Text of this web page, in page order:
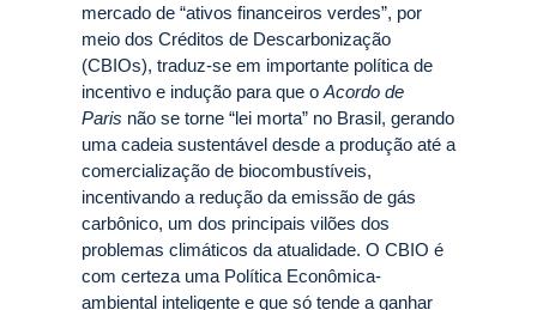
mercado de “ativos financeiros verdes”, por
meio dos Créditos de Descarbonização
(CBIOs), traduz-se em importante política de
incentivo e indução para que o Acordo de
Paris não se torne “lei morta” no Brasil, gerando
uma cadeia sustentável desde a produção até a
comercialização de biocombustíveis,
incentivando a redução da emissão de gás
carbônico, um dos principais vilões dos
problemas climáticos da atualidade. O CBIO é
com certeza uma Política Econômica-
ambiental inteligente e que só tende a ganhar